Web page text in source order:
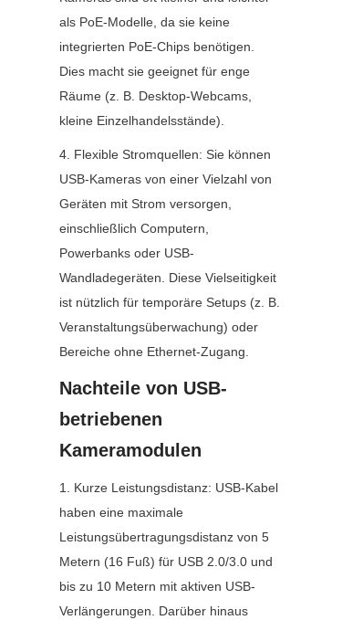
als PoE-Modelle, da sie keine
integrierten PoE-Chips benötigen.
Dies macht sie geeignet für enge
Räume (z. B. Desktop-Webcams,
kleine Einzelhandelsstände).
4. Flexible Stromquellen: Sie können
USB-Kameras von einer Vielzahl von
Geräten mit Strom versorgen,
einschließlich Computern,
Powerbanks oder USB-
Wandladegeräten. Diese Vielseitigkeit
ist nützlich für temporäre Setups (z. B.
Veranstaltungsüberwachung) oder
Bereiche ohne Ethernet-Zugang.
Nachteile von USB-
betriebenen
Kameramodulen
1. Kurze Leistungsdistanz: USB-Kabel
haben eine maximale
Leistungsübertragungsdistanz von 5
Metern (16 Fuß) für USB 2.0/3.0 und
bis zu 10 Metern mit aktiven USB-
Verlängerungen. Darüber hinaus